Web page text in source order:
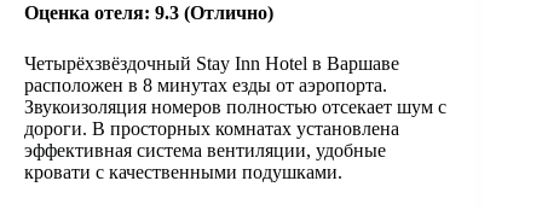
Оценка отеля: 9.3 (Отлично)
Четырёхзвёздочный Stay Inn Hotel в Варшаве
расположен в 8 минутах езды от аэропорта.
Звукоизоляция номеров полностью отсекает шум с
дороги. В просторных комнатах установлена
эффективная система вентиляции, удобные
кровати с качественными подушками.